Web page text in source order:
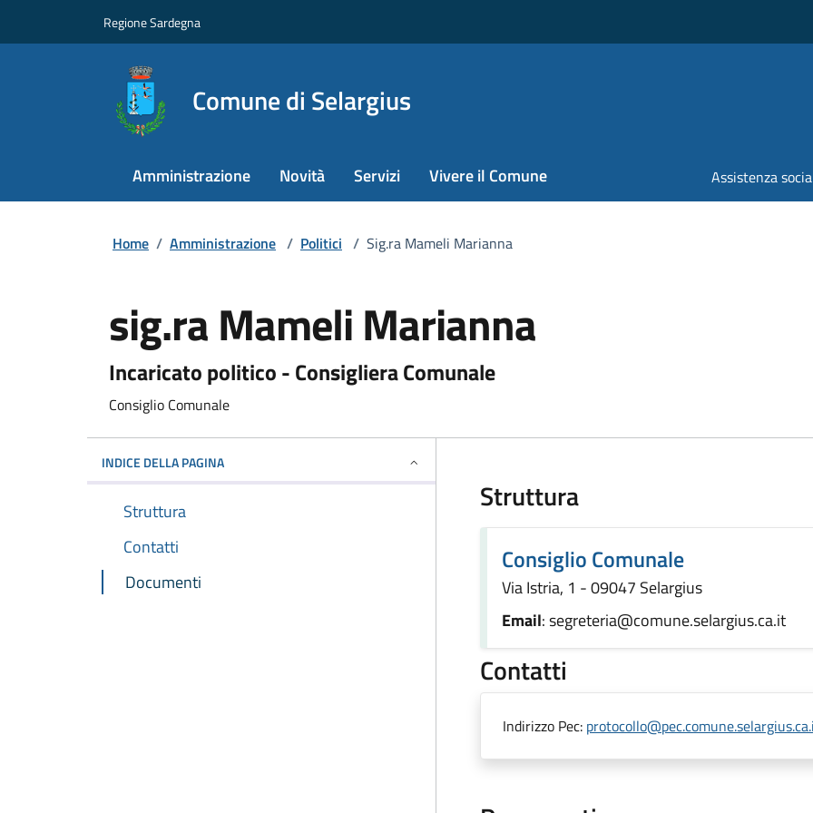
Regione Sardegna
Comune di Selargius
Amministrazione Novità Servizi Vivere il Comune Assistenza
Home / Amministrazione / Politici / Sig.ra Mameli Marianna
sig.ra Mameli Marianna
Incaricato politico - Consigliera Comunale
Consiglio Comunale
INDICE DELLA PAGINA
Struttura
Contatti
Documenti
Struttura
Consiglio Comunale
Via Istria, 1 - 09047 Selargius
Email: segreteria@comune.selargius.ca.it
Contatti
Indirizzo Pec: